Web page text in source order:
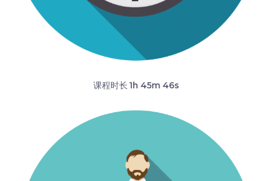
课程时长 1h 45m 46s